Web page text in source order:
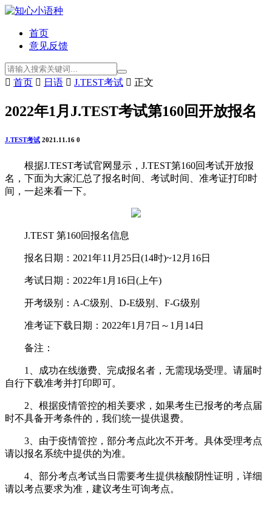
首页
意见反馈
 首页  日语  J.TEST考试  正文
2022年1月J.TEST考试第160回开放报名
J.TEST考试 2021.11.16 0
根据J.TEST考试官网显示，J.TEST第160回考试开放报
名，下面为大家汇总了报名时间、考试时间、准考证打印时
间，一起来看一下。
J.TEST 第160回报名信息
报名日期：2021年11月25日(14时)~12月16日
考试日期：2022年1月16日(上午)
开考级别：A-C级别、D-E级别、F-G级别
准考证下载日期：2022年1月7日～1月14日
备注：
1、成功在线缴费、完成报名者，无需现场受理。请届时
自行下载准考并打印即可。
2、根据疫情管控的相关要求，如果考生已报考的考点届
时不具备开考条件的，我们统一提供退费。
3、由于疫情管控，部分考点此次不开考。具体受理考点
请以报名系统中提供的为准。
4、部分考点考试当日需要考生提供核酸阴性证明，详细
请以考点要求为准，建议考生可询考点。